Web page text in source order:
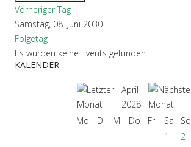
Vorheriger Tag
Samstag, 08. Juni 2030
Folgetag
Es wurden keine Events gefunden
KALENDER
April
2028
Mo
Di Mi Do Fr Sa
So
1
2